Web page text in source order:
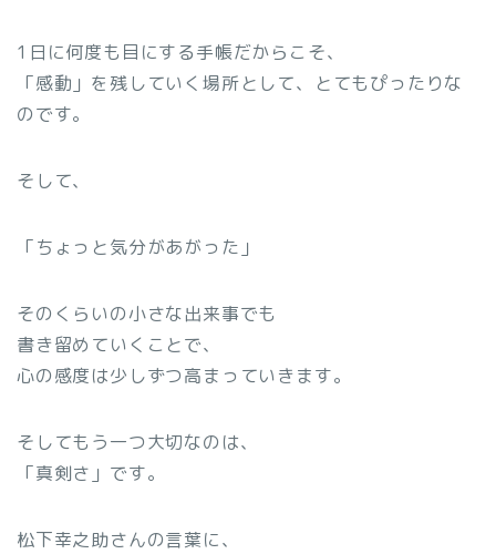
1日に何度も目にする手帳だからこそ、
「感動」を残していく場所として、とてもぴったりな
のです。
そして、
「ちょっと気分があがった」
そのくらいの小さな出来事でも
書き留めていくことで、
心の感度は少しずつ高まっていきます。
そしてもう一つ大切なのは、
「真剣さ」です。
松下幸之助さんの言葉に、